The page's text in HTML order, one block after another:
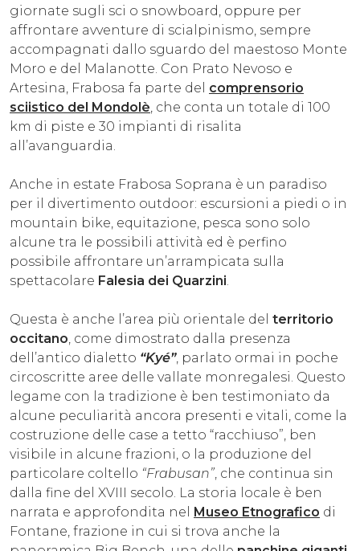
giornate sugli sci o snowboard, oppure per
affrontare avventure di scialpinismo, sempre
accompagnati dallo sguardo del maestoso Monte
Moro e del Malanotte. Con Prato Nevoso e
Artesina, Frabosa fa parte del comprensorio
sciistico del Mondolè , che conta un totale di 100
km di piste e 30 impianti di risalita
all’avanguardia.
Anche in estate Frabosa Soprana è un paradiso
per il divertimento outdoor: escursioni a piedi o in
mountain bike, equitazione, pesca sono solo
alcune tra le possibili attività ed è perfino
possibile affrontare un’arrampicata sulla
spettacolare Falesia dei Quarzini
Questa è anche l’area più orientale del territorio
occitano , come dimostrato dalla presenza
dell’antico dialetto “Kyé”, parlato ormai in poche
circoscritte aree delle vallate monregalesi. Questo
legame con la tradizione è ben testimoniato da
alcune peculiarità ancora presenti e vitali, come la
costruzione delle case a tetto “racchiuso”, ben
visibile in alcune frazioni, o la produzione del
particolare coltello “Frabusan” , che continua sin
dalla fine del XVIII secolo. La storia locale è ben
narrata e approfondita nel Museo Etnografico di
Fontane, frazione in cui si trova anche la